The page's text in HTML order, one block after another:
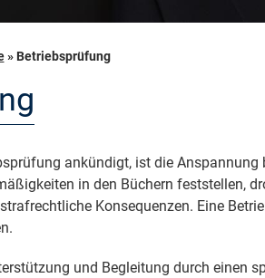
»Betriebsprüfung
ankündigt, ist die
in den Büchern feststellen,
Konsequenzen. Eine
und Begleitung durch einen